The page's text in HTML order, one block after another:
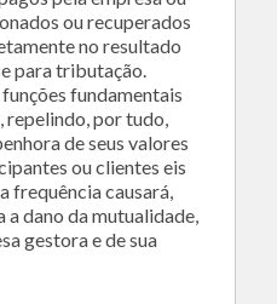
ou recuperados
no resultado
para tributação.
fundamentais
repelindo, por tudo,
de seus valores
ou clientes eis
frequência causará,
dano da mutualidade,
gestora e de sua